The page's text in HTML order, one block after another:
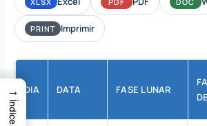
PRINT Imprimir
DIA DATA FASE LUNAR
→
Índice